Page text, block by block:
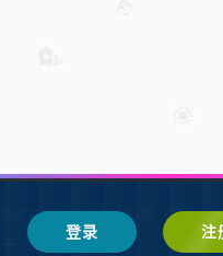
鲁ICP备2021002287号-1鲁公网
Z-BlogPHP 搭建
登录 注